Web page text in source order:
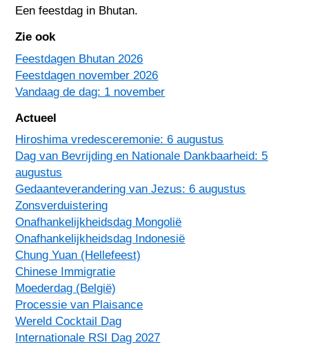
Een feestdag in Bhutan.
Zie ook
Feestdagen Bhutan 2026
Feestdagen november 2026
Vandaag de dag: 1 november
Actueel
Hiroshima vredesceremonie: 6 augustus
Dag van Bevrijding en Nationale Dankbaarheid: 5
augustus
Gedaanteverandering van Jezus: 6 augustus
Zonsverduistering
Onafhankelijkheidsdag Mongolië
Onafhankelijkheidsdag Indonesië
Chung Yuan (Hellefeest)
Chinese Immigratie
Moederdag (België)
Processie van Plaisance
Wereld Cocktail Dag
Internationale RSI Dag 2027